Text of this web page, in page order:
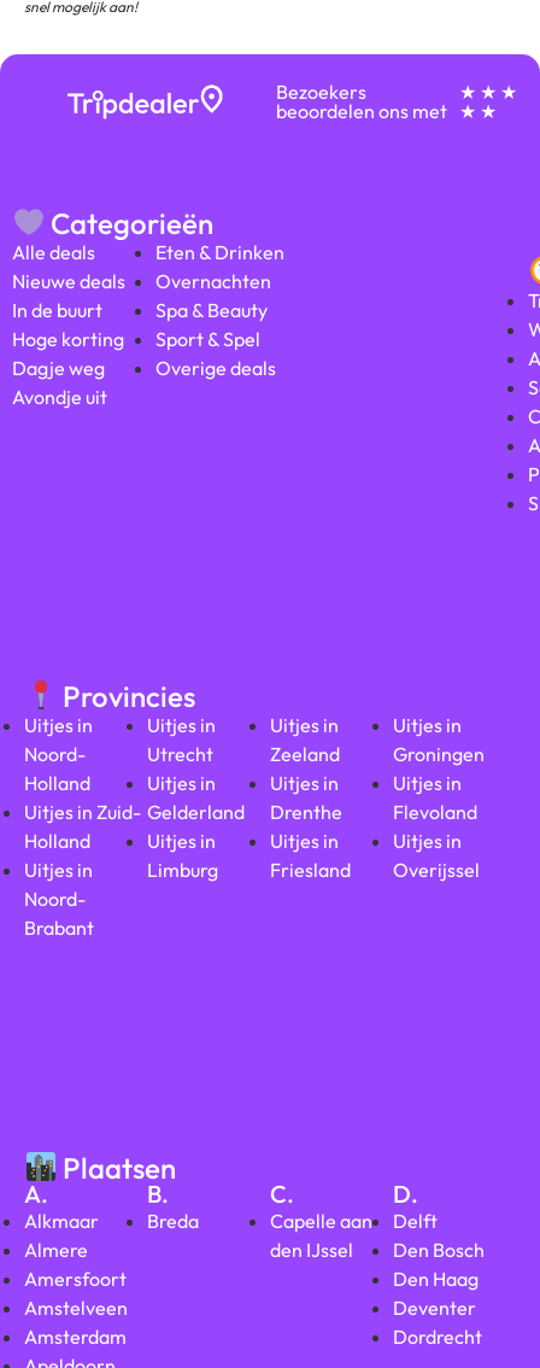
snel mogelijk aan!
Bezoekers
beoordelen ons met
★ ★ ★
★ ★
Categorieën
Alle deals
Nieuwe deals
In de buurt
Hoge korting
Dagje weg
Avondje uit
Eten & Drinken
Overnachten
Spa & Beauty
Sport & Spel
Overige deals
Provincies
Uitjes in
Noord-
Holland
Uitjes in Zuid-
Holland
Uitjes in
Noord-
Brabant
Uitjes in
Utrecht
Uitjes in
Gelderland
Uitjes in
Limburg
Uitjes in
Zeeland
Uitjes in
Drenthe
Uitjes in
Friesland
Uitjes in
Groningen
Uitjes in
Flevoland
Uitjes in
Overijssel
Plaatsen
A.
Alkmaar
Almere
Amersfoort
Amstelveen
Amsterdam
B.
Breda
C.
Capelle aan
den IJssel
D.
Delft
Den Bosch
Den Haag
Deventer
Dordrecht